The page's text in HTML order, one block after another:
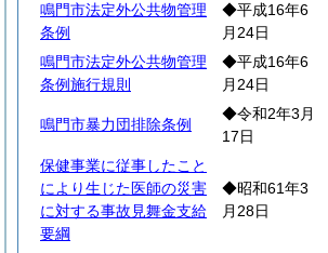
鳴門市法定外公共物管理
条例
◆平成16年6
月24日
鳴門市法定外公共物管理
条例施行規則
◆平成16年6
月24日
鳴門市暴力団排除条例
◆令和2年3月
17日
保健事業に従事したこと
により生じた医師の災害
に対する事故見舞金支給
要綱
◆昭和61年3
月28日